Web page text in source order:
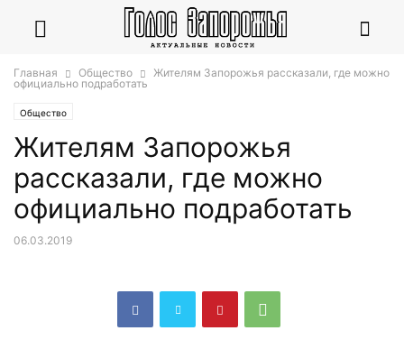
Главная Общество
Жителям Запорожья рассказали, где можно
официально подработать
Общество
Жителям Запорожья
рассказали, где можно
официально подработать
06.03.2019